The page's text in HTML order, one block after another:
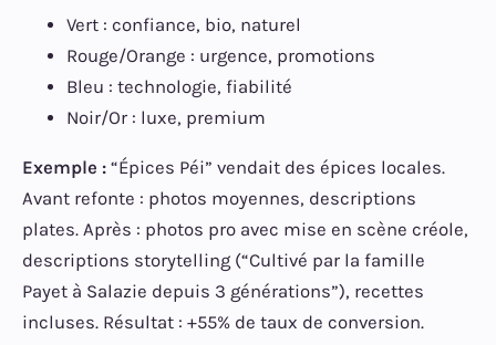
Vert : confiance, bio, naturel
Rouge/Orange : urgence, promotions
Bleu : technologie, fiabilité
Noir/Or : luxe, premium
Exemple : “Épices Péi” vendait des épices locales.
Avant refonte : photos moyennes, descriptions
plates. Après : photos pro avec mise en scène créole,
descriptions storytelling (“Cultivé par la famille
Payet à Salazie depuis 3 générations”), recettes
incluses. Résultat : +55% de taux de conversion.